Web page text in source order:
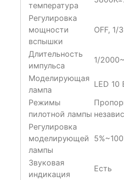
температура
Регулировка
мощности
вспышки
OFF, 1/
Длительность
импульса
1/
Моделирующая
лампа
LED 10
Режимы
пилотной лампы
Регулировка
моделирующей
лампы
Звуковая
индикация
Есть